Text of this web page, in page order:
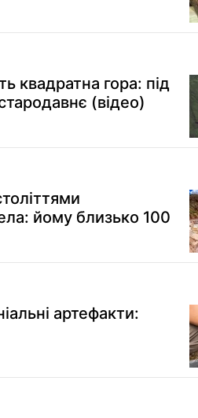
квадратна гора: під
(відео)
йому близько 100
артефакти: